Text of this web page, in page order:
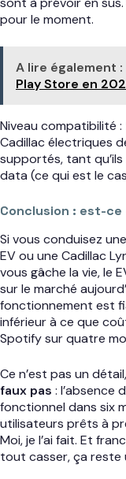
pour le moment.
A lire également :
Play Store en
Niveau compatibilité
Cadillac électriques
supportés, tant
data (ce qui est le
Conclusion : est-
Si vous conduisez
EV ou une Cadillac
vous gâche la vie, le
sur le marché
fonctionnement est
inférieur à ce que
Spotify sur quatre
Ce n’est pas un
faux pas : l’absence
fonctionnel dans six
utilisateurs prêts à
Moi, je l’ai fait. Et
tout casser, ça reste